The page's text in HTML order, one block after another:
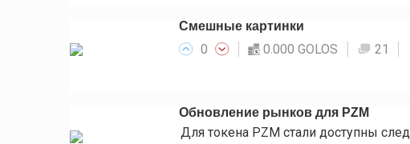
Смешные картинки
0 0.000 GOLOS 21
Обновление рынков для PZM